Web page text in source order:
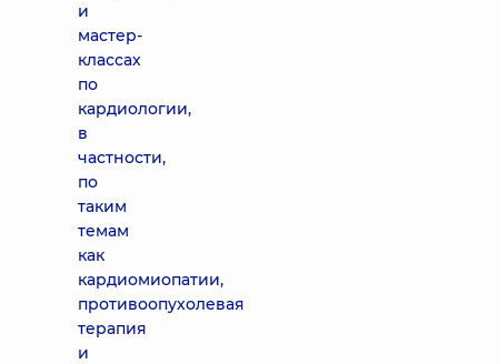
и
мастер-
классах
по
кардиологии,
в
частности,
по
таким
темам
как
кардиомиопатии,
противоопухолевая
терапия
и